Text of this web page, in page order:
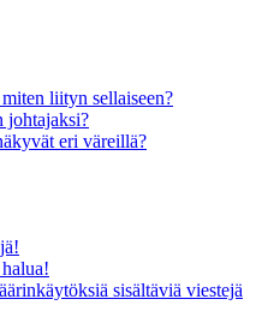
liityn sellaiseen?
johtajaksi?
eri väreillä?
sisältäviä viestejä